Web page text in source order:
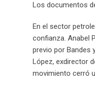
Los documentos
En el sector
confianza. Anabel
previo por Bandes
López, exdirector
movimiento cerró